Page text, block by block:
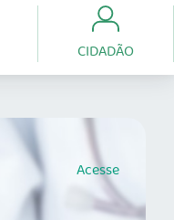
CIDADÃO
Acesse